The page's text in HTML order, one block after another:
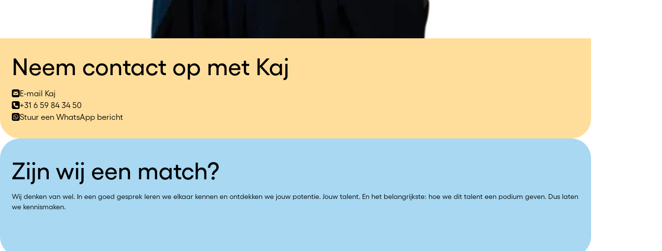
Neem contact op met Kaj
E-mail Kaj
+31 6 59 84 34 50
Stuur een WhatsApp bericht
Zijn wij een match?
Wij denken van wel. In een goed gesprek leren we elkaar kennen en ontdekken we jouw potentie. Jouw talent. En het belangrijkste: hoe we dit talent een podium geven. Dus laten
we kennismaken.